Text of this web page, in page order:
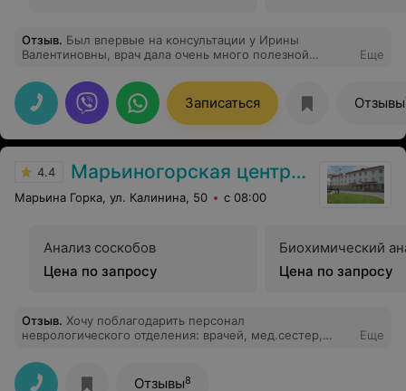
Отзыв. Был впервые на консультации у Ирины
Валентиновны, врач дала очень много полезной
у нее. Очень грамотный и отзывчивый специалист
знающий свое дело. Результатом полностью
удовлетворен. Рекомендую!
Еще
Записаться Отзывы
4.4 Марьиногорская центральная районная больница
Марьина Горка, ул. Калинина, 50 с 08:00
Анализ соскобов
Цена по запросу
Биохимический
Цена по запросу
Отзыв. Хочу поблагодарить персонал
неврологического отделения: врачей, мед.сестер,
Валерьевне - постовой медсестре - за доброе сердце,
отзывчивость, желание прийти на помощь. Анна
Еще
Отзывы8